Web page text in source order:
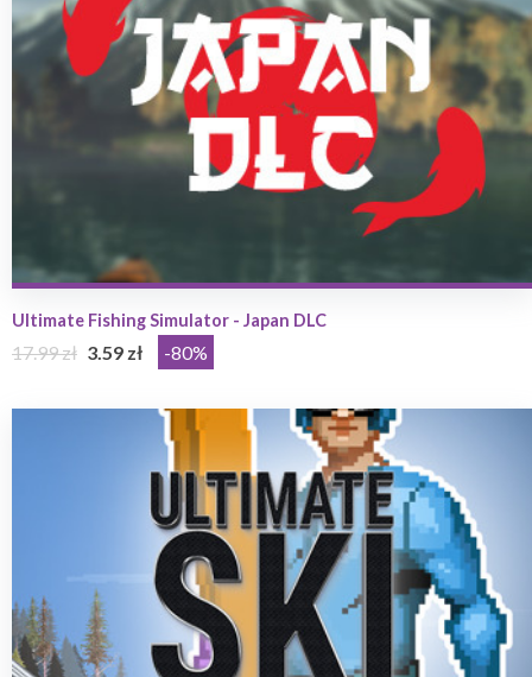
Ultimate Fishing Simulator - Japan DLC
17.99 zł 3.59 zł -80%